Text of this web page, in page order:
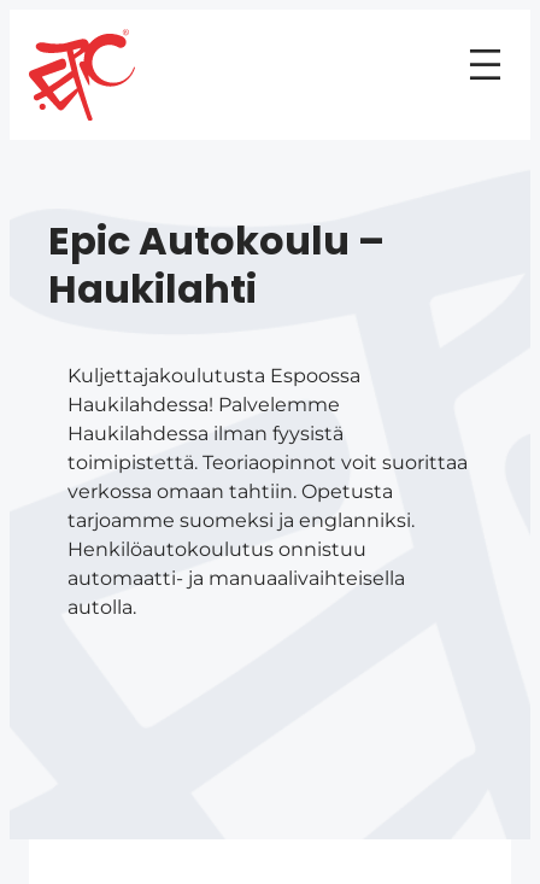
Epic Autokoulu –
Haukilahti
Kuljettajakoulutusta Espoossa
Haukilahdessa! Palvelemme
Haukilahdessa ilman fyysistä
toimipistettä. Teoriaopinnot voit suorittaa
verkossa omaan tahtiin. Opetusta
tarjoamme suomeksi ja englanniksi.
Henkilöautokoulutus onnistuu
automaatti- ja manuaalivaihteisella
autolla.